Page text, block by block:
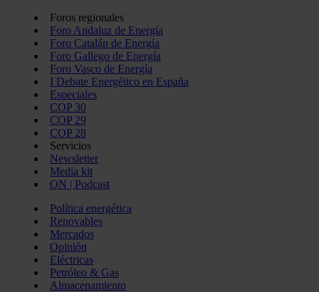
Foros regionales
Foro Andaluz de Energía
Foro Catalán de Energía
Foro Gallego de Energía
Foro Vasco de Energía
I Debate Energético en España
Especiales
COP 30
COP 29
COP 28
Servicios
Newsletter
Media kit
ON | Podcast
Política energética
Renovables
Mercados
Opinión
Eléctricas
Petróleo & Gas
Almacenamiento